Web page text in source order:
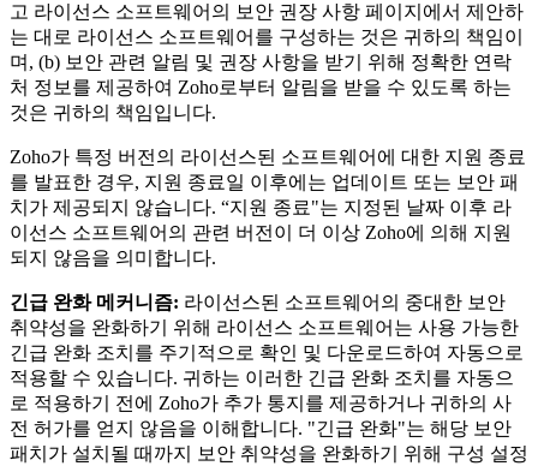
고 라이선스 소프트웨어의 보안 권장 사항 페이지에서 제안하
는 대로 라이선스 소프트웨어를 구성하는 것은 귀하의 책임이
며, (b) 보안 관련 알림 및 권장 사항을 받기 위해 정확한 연락
처 정보를 제공하여 Zoho로부터 알림을 받을 수 있도록 하는
것은 귀하의 책임입니다.
Zoho가 특정 버전의 라이선스된 소프트웨어에 대한 지원 종료
를 발표한 경우, 지원 종료일 이후에는 업데이트 또는 보안 패
치가 제공되지 않습니다. “지원 종료"는 지정된 날짜 이후 라
이선스 소프트웨어의 관련 버전이 더 이상 Zoho에 의해 지원
되지 않음을 의미합니다.
긴급 완화 메커니즘: 라이선스된 소프트웨어의 중대한 보안
취약성을 완화하기 위해 라이선스 소프트웨어는 사용 가능한
긴급 완화 조치를 주기적으로 확인 및 다운로드하여 자동으로
적용할 수 있습니다. 귀하는 이러한 긴급 완화 조치를 자동으
로 적용하기 전에 Zoho가 추가 통지를 제공하거나 귀하의 사
전 허가를 얻지 않음을 이해합니다. "긴급 완화"는 해당 보안
패치가 설치될 때까지 보안 취약성을 완화하기 위해 구성 설정